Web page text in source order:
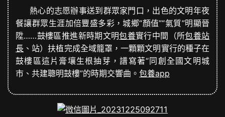
熱心的志愿辦事送到群眾家門口，出色的文明年夜
餐讓群眾生涯加倍豐盛多彩，城鄉“顏值”“氣質”明顯晉
陞……鼓樓區推進新時期文明包養實行中間（所包養站
長 、站）扶植完成全域籠罩，一顆顆文明實行的種子在
鼓樓區這片膏壤生根抽芽，譜寫著“同創全國文明城
市、共建聰明鼓樓”的時期交響曲。包養app